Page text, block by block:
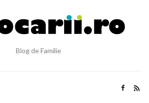
Blog de Familie